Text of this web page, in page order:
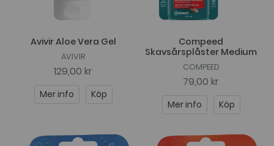
Avivir Aloe Vera Gel
AVIVIR
129,00 kr
Mer info Köp
Compeed
Skavsårsplåster Medium
COMPEED
79,00 kr
Mer info Köp